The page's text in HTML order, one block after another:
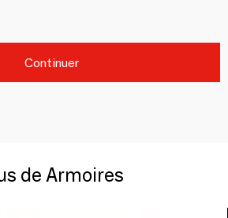
Continuer
de Armoires